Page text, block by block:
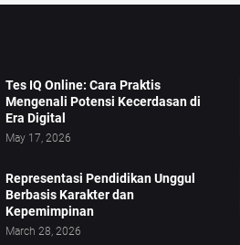
Tes IQ Online: Cara Praktis
Mengenali Potensi Kecerdasan di
Era Digital
May 17, 2026
Representasi Pendidikan Unggul
Berbasis Karakter dan
Kepemimpinan
March 28, 2026